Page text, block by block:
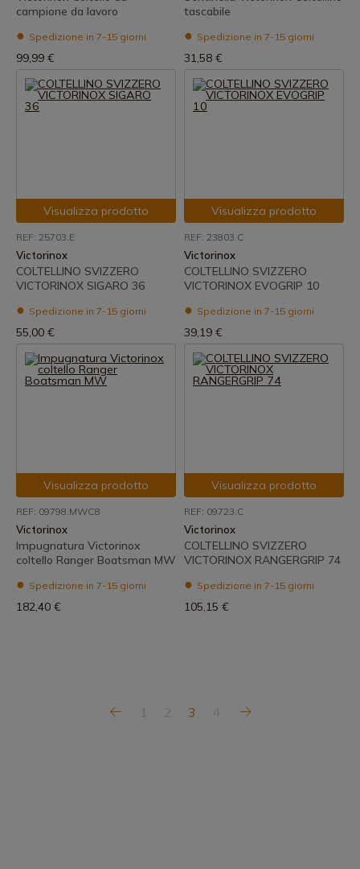
campione da lavoro
Spedizione in 7-15 giorni
99,99 €
tascabile
Spedizione in 7-15 giorni
31,58 €
Visualizza prodotto
REF: 25703.E
Victorinox
COLTELLINO SVIZZERO
VICTORINOX SIGARO 36
Spedizione in 7-15 giorni
55,00 €
Visualizza prodotto
REF: 23803.C
Victorinox
COLTELLINO SVIZZERO
VICTORINOX EVOGRIP 10
Spedizione in 7-15 giorni
39,19 €
Visualizza prodotto
REF: 09798.MWC8
Victorinox
Impugnatura Victorinox
coltello Ranger Boatsman MW
Spedizione in 7-15 giorni
182,40 €
Visualizza prodotto
REF: 09723.C
Victorinox
COLTELLINO SVIZZERO
VICTORINOX RANGERGRIP 74
Spedizione in 7-15 giorni
105,15 €
1 2 3 4